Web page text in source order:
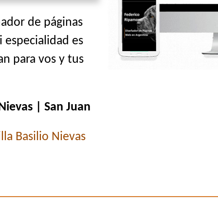
de páginas
especialidad es
para vos y tus
| San Juan
Basilio Nievas